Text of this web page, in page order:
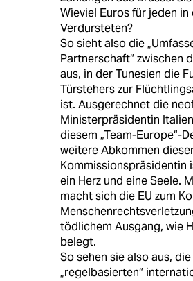
Wieviel Euros für jeden in
Verdursteten?
So sieht also die
Partnerschaft“ zwischen
aus, in der Tunesien die
Türstehers zur
ist. Ausgerechnet die
Ministerpräsidentin
diesem „Team-Europe“-
weitere Abkommen
Kommissionspräsidentin
ein Herz und eine Seele.
macht sich die EU zum
tödlichem Ausgang, wie
belegt.
So sehen sie also aus,
„regelbasierten“